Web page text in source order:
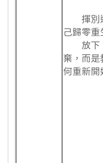
揮別
己歸零重
放下
棄，而是
何重新開